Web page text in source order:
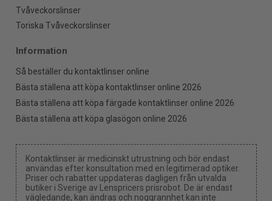
Tvåveckorslinser
Toriska Tvåveckorslinser
Information
Så beställer du kontaktlinser online
Bästa ställena att köpa kontaktlinser online 2026
Bästa ställena att köpa färgade kontaktlinser online 2026
Bästa ställena att köpa glasögon online 2026
Kontaktlinser är medicinskt utrustning och bör endast
användas efter konsultation med en legitimerad optiker.
Priser och rabatter uppdateras dagligen från utvalda
butiker i Sverige av Lenspricers prisrobot. De är endast
vägledande, kan ändras och noggrannhet kan inte